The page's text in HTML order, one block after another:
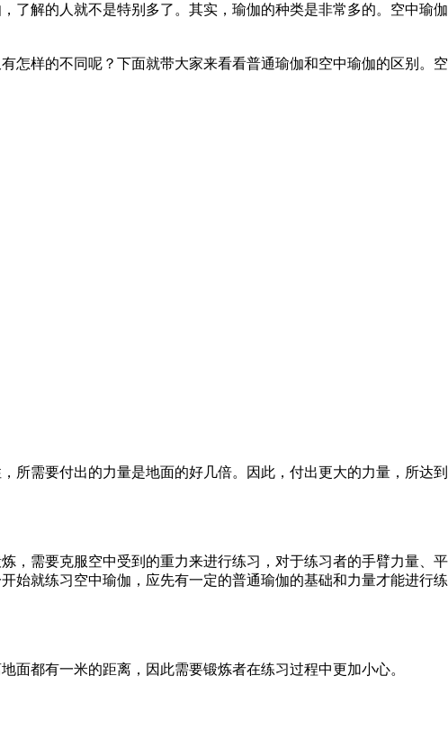
解的人就不是特别多了。其实，瑜伽的种类是非常多的。空中瑜伽
样的不同呢？下面就带大家来看看普通瑜伽和空中瑜伽的区别。空
需要付出的力量是地面的好几倍。因此，付出更大的力量，所达到
需要克服空中受到的重力来进行练习，对于练习者的手臂力量、平
始就练习空中瑜伽，应先有一定的普通瑜伽的基础和力量才能进行练
都有一米的距离，因此需要锻炼者在练习过程中更加小心。